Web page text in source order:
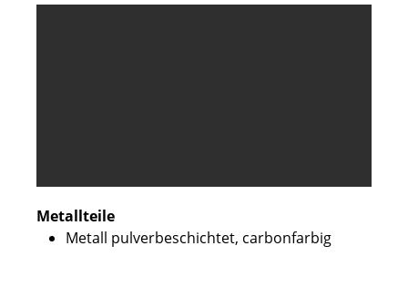
Metallteile
Metall pulverbeschichtet, carbonfarbig